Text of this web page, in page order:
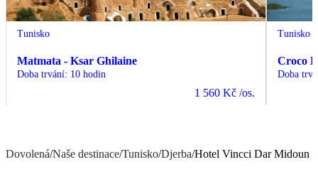
Tunisko
Matmata - Ksar Ghilaine
Doba trvání: 10 hodin
1 560 Kč /os.
Tunisko
Croco
Doba
Dovolená/Naše destinace/Tunisko/Djerba/Hotel Vincci Dar Midoun